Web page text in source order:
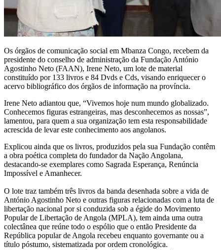
Os órgãos de comunicação social em Mbanza Congo, recebem da
presidente do conselho de administração da Fundação António
Agostinho Neto (FAAN), Irene Neto, um lote de material
constituído por 133 livros e 84 Dvds e Cds, visando enriquecer o
acervo bibliográfico dos órgãos de informação na província.
Irene Neto adiantou que, “Vivemos hoje num mundo globalizado.
Conhecemos figuras estrangeiras, mas desconhecemos as nossas”,
lamentou, para quem a sua organização tem esta responsabilidade
acrescida de levar este conhecimento aos angolanos.
Explicou ainda que os livros, produzidos pela sua Fundação contêm
a obra poética completa do fundador da Nação Angolana,
destacando-se exemplares como Sagrada Esperança, Renúncia
Impossível e Amanhecer.
O lote traz também três livros da banda desenhada sobre a vida de
António Agostinho Neto e outras figuras relacionadas com a luta de
libertação nacional por si conduzida sob a égide do Movimento
Popular de Libertação de Angola (MPLA), tem ainda uma outra
colectânea que reúne todo o espólio que o então Presidente da
República popular de Angola recebeu enquanto governante ou a
título póstumo, sistematizada por ordem cronológica.